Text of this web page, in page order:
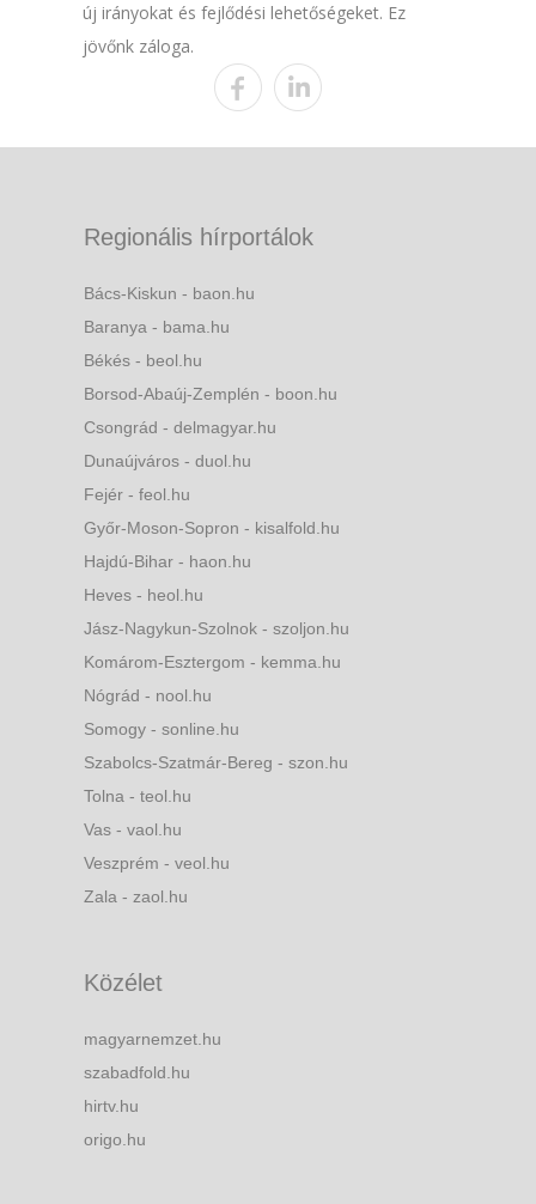
új irányokat és fejlődési lehetőségeket. Ez
jövőnk záloga.
Regionális hírportálok
Bács-Kiskun - baon.hu
Baranya - bama.hu
Békés - beol.hu
Borsod-Abaúj-Zemplén - boon.hu
Csongrád - delmagyar.hu
Dunaújváros - duol.hu
Fejér - feol.hu
Győr-Moson-Sopron - kisalfold.hu
Hajdú-Bihar - haon.hu
Heves - heol.hu
Jász-Nagykun-Szolnok - szoljon.hu
Komárom-Esztergom - kemma.hu
Nógrád - nool.hu
Somogy - sonline.hu
Szabolcs-Szatmár-Bereg - szon.hu
Tolna - teol.hu
Vas - vaol.hu
Veszprém - veol.hu
Zala - zaol.hu
Közélet
magyarnemzet.hu
szabadfold.hu
hirtv.hu
origo.hu